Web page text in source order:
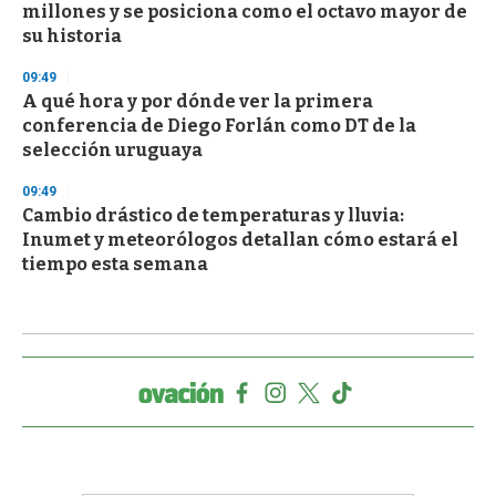
millones y se posiciona como el octavo mayor de
su historia
09:49
A qué hora y por dónde ver la primera
conferencia de Diego Forlán como DT de la
selección uruguaya
09:49
Cambio drástico de temperaturas y lluvia:
Inumet y meteorólogos detallan cómo estará el
tiempo esta semana